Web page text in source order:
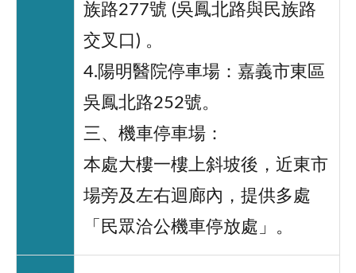
族路277號 (吳鳳北路與民族路
交叉口) 。
4.陽明醫院停車場：嘉義市東區
吳鳳北路252號。
三、機車停車場：
本處大樓一樓上斜坡後，近東市
場旁及左右迴廊內，提供多處
「民眾洽公機車停放處」。